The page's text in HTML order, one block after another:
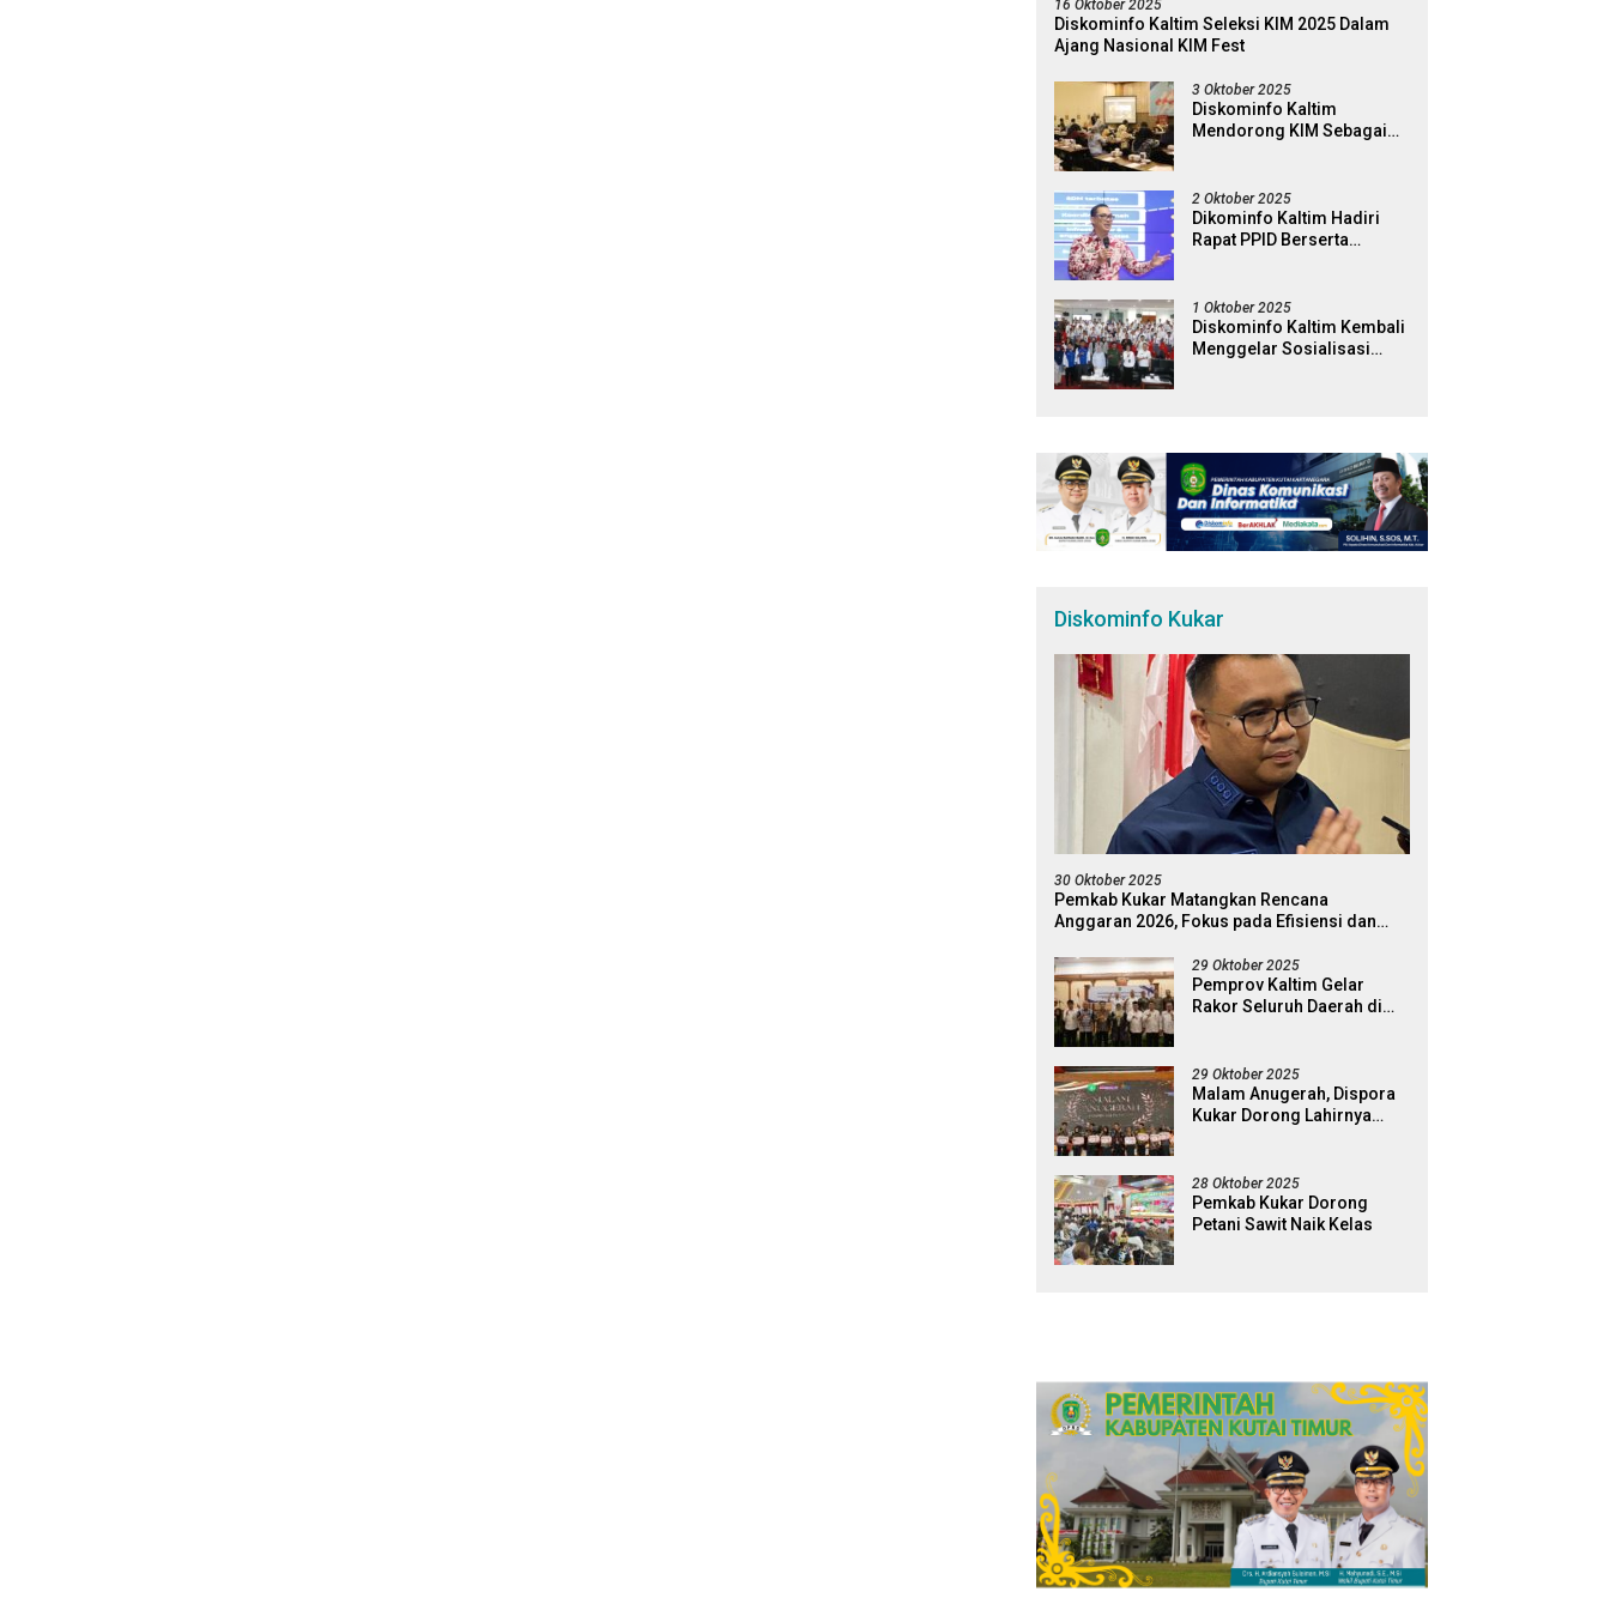
16 Oktober 2025
Diskominfo Kaltim Seleksi KIM 2025 Dalam
Ajang Nasional KIM Fest
3 Oktober 2025
Diskominfo Kaltim
Mendorong KIM Sebagai
Literasi Digital
2 Oktober 2025
Dikominfo Kaltim Hadiri
Rapat PPID Berserta
1 Oktober 2025
Diskominfo Kaltim Kembali
Menggelar Sosialisasi
Diskominfo Kukar
30 Oktober 2025
Pemkab Kukar Matangkan Rencana
Anggaran 2026, Fokus pada Efisiensi dan
29 Oktober 2025
Pemprov Kaltim Gelar
Rakor Seluruh Daerah di
29 Oktober 2025
Malam Anugerah, Dispora
Kukar Dorong Lahirnya
28 Oktober 2025
Pemkab Kukar Dorong
Petani Sawit Naik Kelas